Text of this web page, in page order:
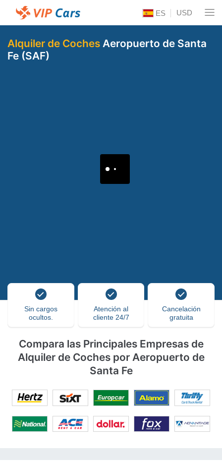
ES USD
Alquiler de Coches Aeropuerto de Santa
Fe (SAF)
Sin cargos
ocultos.
Atención al
cliente 24/7
Cancelación
gratuita
Compara las Principales Empresas de
Alquiler de Coches por Aeropuerto de
Santa Fe